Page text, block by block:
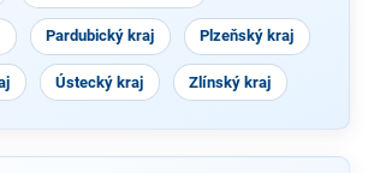
Pardubický kraj Plzeňský kraj
Ústecký kraj Zlínský kraj